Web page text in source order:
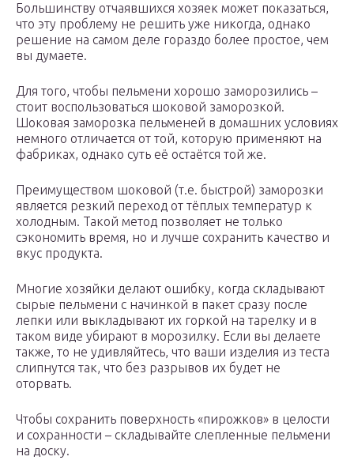
Большинству отчаявшихся хозяек может показаться,
что эту проблему не решить уже никогда, однако
решение на самом деле гораздо более простое, чем
вы думаете.
Для того, чтобы пельмени хорошо заморозились –
стоит воспользоваться шоковой заморозкой.
Шоковая заморозка пельменей в домашних условиях
немного отличается от той, которую применяют на
фабриках, однако суть её остаётся той же.
Преимуществом шоковой (т.е. быстрой) заморозки
является резкий переход от тёплых температур к
холодным. Такой метод позволяет не только
сэкономить время, но и лучше сохранить качество и
вкус продукта.
Многие хозяйки делают ошибку, когда складывают
сырые пельмени с начинкой в пакет сразу после
лепки или выкладывают их горкой на тарелку и в
таком виде убирают в морозилку. Если вы делаете
также, то не удивляйтесь, что ваши изделия из теста
слипнутся так, что без разрывов их будет не
оторвать.
Чтобы сохранить поверхность «пирожков» в целости
и сохранности – складывайте слепленные пельмени
на доску.